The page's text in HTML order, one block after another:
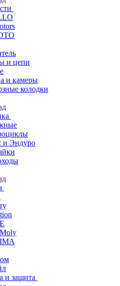
и цепи
и камеры
колодки
и Эндуро
и защита